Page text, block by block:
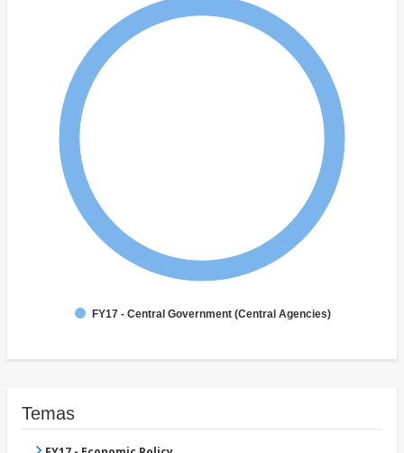
FY17 - Central Government (Central Agencies)
Temas